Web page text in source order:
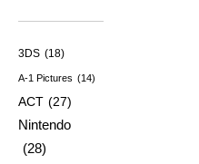
3DS (18)
A-1 Pictures (14)
ACT (27)
Nintendo
(28)